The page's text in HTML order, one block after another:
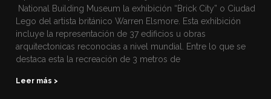
National Building Museum la exhibición “Brick City” o Ciudad
Lego del artista británico Warren Elsmore. Esta exhibición
incluye la representación de 37 edificios u obras
arquitectonicas reconocias a nivel mundial. Entre lo que se
destaca esta la recreación de 3 metros de
Leer más >